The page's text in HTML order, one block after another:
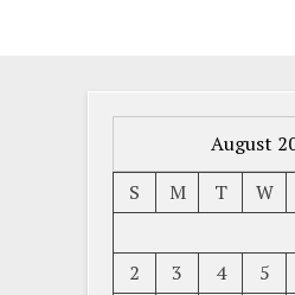
August
S
M T W
2
3 4 5